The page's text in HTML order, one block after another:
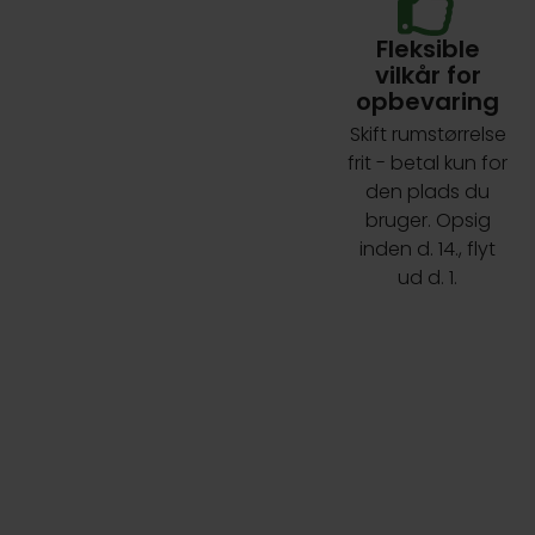
Fleksible
vilkår for
opbevaring
Skift rumstørrelse
frit - betal kun for
den plads du
bruger. Opsig
inden d. 14., flyt
ud d. 1.